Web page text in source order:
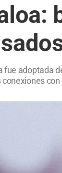
fue adoptada